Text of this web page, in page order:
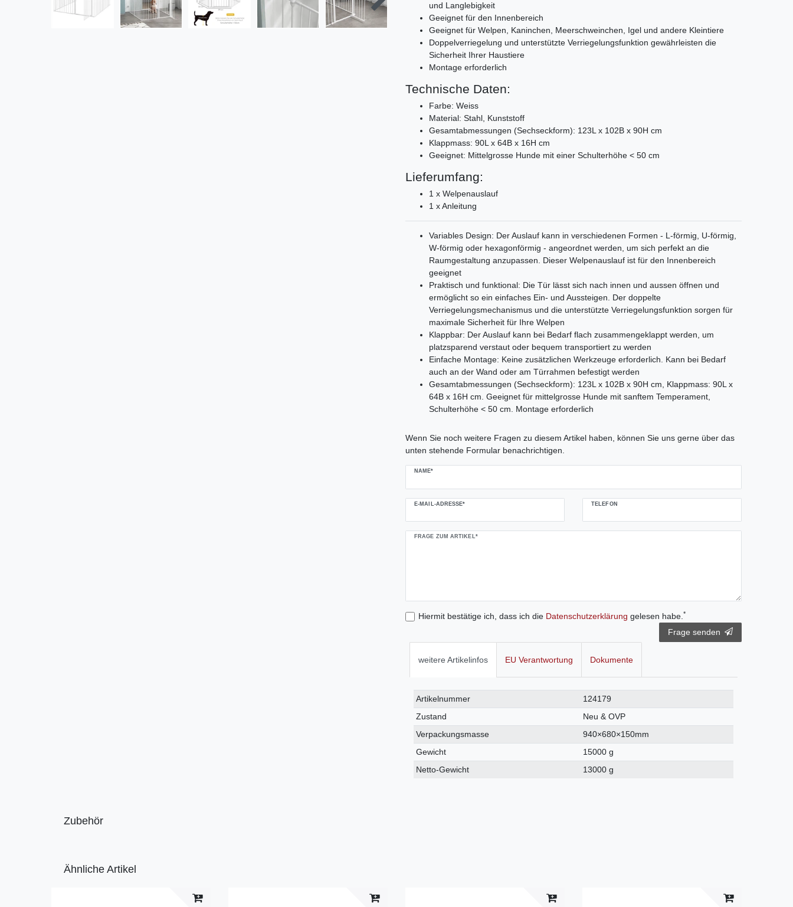
und Langlebigkeit
Geeignet für den Innenbereich
Geeignet für Welpen, Kaninchen, Meerschweinchen, Igel und andere Kleintiere
Doppelverriegelung und unterstützte Verriegelungsfunktion gewährleisten die
Sicherheit Ihrer Haustiere
Montage erforderlich
Technische Daten:
Farbe: Weiss
Material: Stahl, Kunststoff
Gesamtabmessungen (Sechseckform): 123L x 102B x 90H cm
Klappmass: 90L x 64B x 16H cm
Geeignet: Mittelgrosse Hunde mit einer Schulterhöhe < 50 cm
Lieferumfang:
1 x Welpenauslauf
1 x Anleitung
Variables Design: Der Auslauf kann in verschiedenen Formen - L-förmig, U-förmig,
W-förmig oder hexagonförmig - angeordnet werden, um sich perfekt an die
Raumgestaltung anzupassen. Dieser Welpenauslauf ist für den Innenbereich
geeignet
Praktisch und funktional: Die Tür lässt sich nach innen und aussen öffnen und
ermöglicht so ein einfaches Ein- und Aussteigen. Der doppelte
Verriegelungsmechanismus und die unterstützte Verriegelungsfunktion sorgen für
maximale Sicherheit für Ihre Welpen
Klappbar: Der Auslauf kann bei Bedarf flach zusammengeklappt werden, um
platzsparend verstaut oder bequem transportiert zu werden
Einfache Montage: Keine zusätzlichen Werkzeuge erforderlich. Kann bei Bedarf
auch an der Wand oder am Türrahmen befestigt werden
Gesamtabmessungen (Sechseckform): 123L x 102B x 90H cm, Klappmass: 90L x
64B x 16H cm. Geeignet für mittelgrosse Hunde mit sanftem Temperament,
Schulterhöhe < 50 cm. Montage erforderlich
Wenn Sie noch weitere Fragen zu diesem Artikel haben, können Sie uns gerne über das
unten stehende Formular benachrichtigen.
NAME*
E-MAIL-ADRESSE* TELEFON
FRAGE ZUM ARTIKEL*
Hiermit bestätige ich, dass ich die Daten­schutz­erklärung gelesen habe.*
Frage senden
weitere Artikelinfos EU Verantwortung Dokumente
Technisches
Merkmal
Wert
Artikelnummer
124179
Zustand
Neu & OVP
Verpackungsmasse
940×680×150mm
Gewicht
15000 g
Netto-Gewicht
13000 g
Zubehör
Ähnliche Artikel